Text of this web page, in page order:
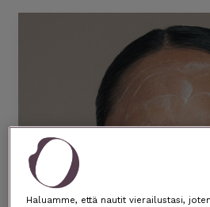
Haluamme, että nautit vierailustasi,